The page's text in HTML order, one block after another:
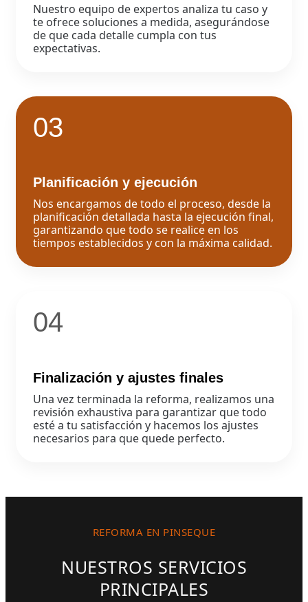
Nuestro equipo de expertos analiza tu caso y
te ofrece soluciones a medida, asegurándose
de que cada detalle cumpla con tus
expectativas.
03
Planificación y ejecución
Nos encargamos de todo el proceso, desde la
planificación detallada hasta la ejecución final,
garantizando que todo se realice en los
tiempos establecidos y con la máxima calidad.
04
Finalización y ajustes finales
Una vez terminada la reforma, realizamos una
revisión exhaustiva para garantizar que todo
esté a tu satisfacción y hacemos los ajustes
necesarios para que quede perfecto.
REFORMA EN PINSEQUE
NUESTROS SERVICIOS
PRINCIPALES